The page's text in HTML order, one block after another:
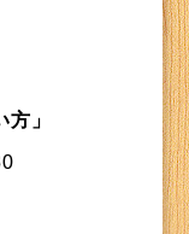
」